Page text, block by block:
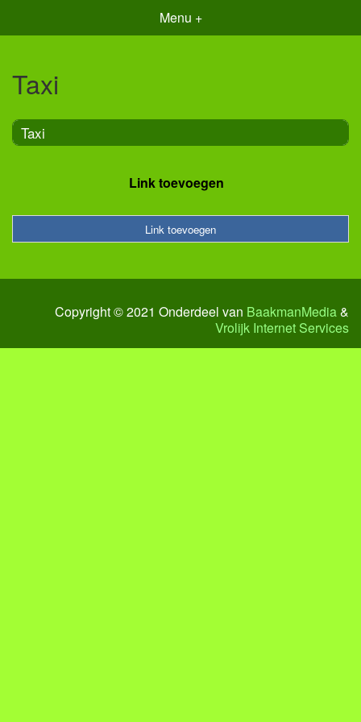
Menu +
Taxi
Taxi
Link toevoegen
Link toevoegen
Copyright © 2021 Onderdeel van BaakmanMedia&
Vrolijk Internet Services